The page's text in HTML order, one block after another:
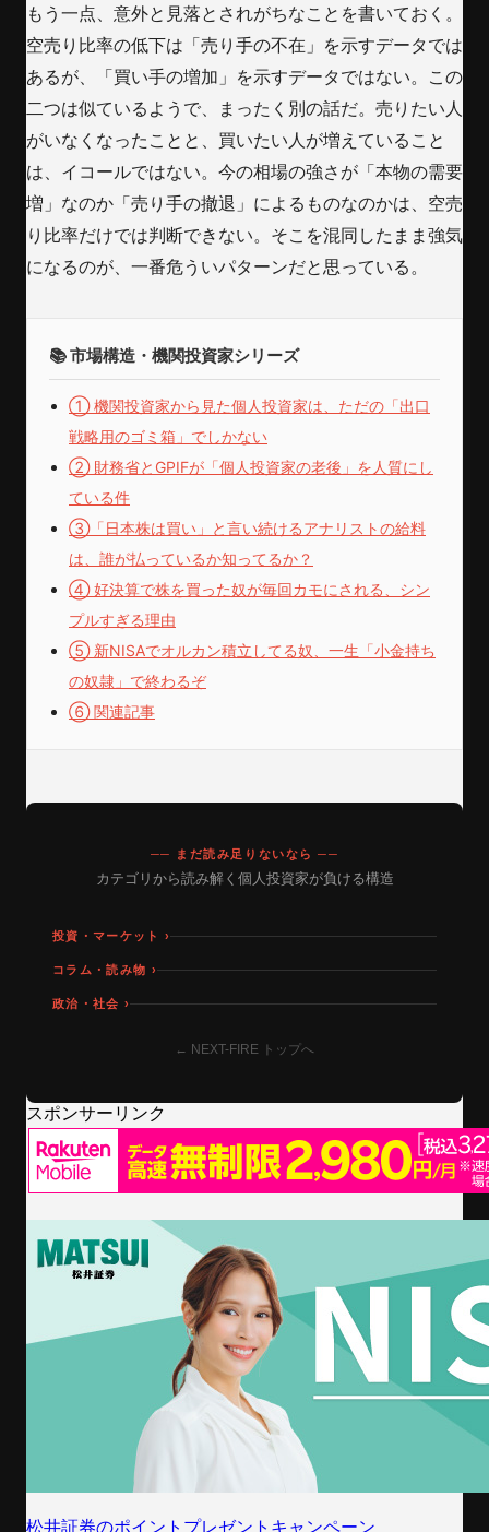
もう一点、意外と見落とされがちなことを書いておく。
空売り比率の低下は「売り手の不在」を示すデータでは
あるが、「買い手の増加」を示すデータではない。この
二つは似ているようで、まったく別の話だ。売りたい人
がいなくなったことと、買いたい人が増えていること
は、イコールではない。今の相場の強さが「本物の需要
増」なのか「売り手の撤退」によるものなのかは、空売
り比率だけでは判断できない。そこを混同したまま強気
になるのが、一番危ういパターンだと思っている。
📚 市場構造・機関投資家シリーズ
① 機関投資家から見た個人投資家は、ただの「出口
戦略用のゴミ箱」でしかない
② 財務省とGPIFが「個人投資家の老後」を人質にし
ている件
③「日本株は買い」と言い続けるアナリストの給料
は、誰が払っているか知ってるか？
④ 好決算で株を買った奴が毎回カモにされる、シン
プルすぎる理由
⑤ 新NISAでオルカン積立してる奴、一生「小金持ち
の奴隷」で終わるぞ
⑥ 関連記事
── まだ読み足りないなら ──
カテゴリから読み解く個人投資家が負ける構造
投資・マーケット ›
コラム・読み物 ›
政治・社会 ›
← NEXT-FIRE トップへ
スポンサーリンク
松井証券のポイントプレゼントキャンペーン